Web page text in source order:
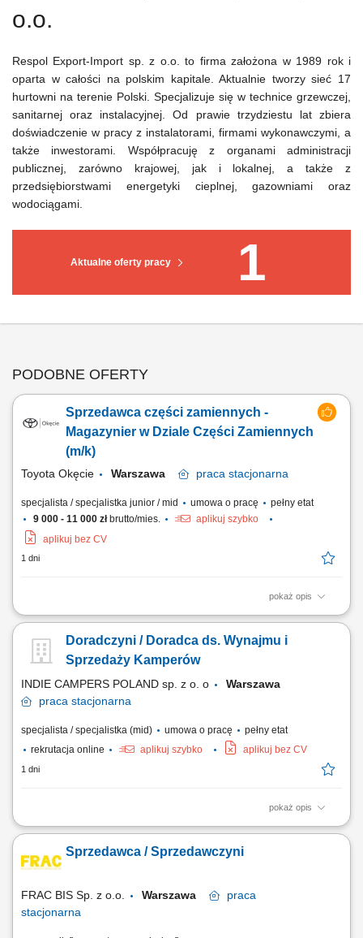
o.o.
Aktualne oferty pracy 1
Respol Export-Import sp. z o.o. to firma założona w 1989 rok i
oparta w całości na polskim kapitale. Aktualnie tworzy sieć 17
hurtowni na terenie Polski. Specjalizuje się w technice grzewczej,
sanitarnej oraz instalacyjnej. Od prawie trzydziestu lat zbiera
doświadczenie w pracy z instalatorami, firmami wykonawczymi, a
także inwestorami. Współpracuję z organami administracji
publicznej, zarówno krajowej, jak i lokalnej, a także z
przedsiębiorstwami energetyki cieplnej, gazowniami oraz
wodociągami.
PODOBNE OFERTY
Sprzedawca części zamiennych -
Magazynier w Dziale Części Zamiennych
(m/k)
Toyota Okęcie Warszawa praca stacjonarna
specjalista / specjalistka junior / mid umowa o pracę
pełny etat
9 000 - 11 000 złbrutto/mies.
aplikuj szybko
aplikuj bez CV
1 dni
pokaż opis
Twoje zadania profesjonalna obsługa klientów, doradztwo w zakresie
pozyskiwanie nowych; obsługa wydawania części zamiennych na
zlecenia serwisowe; prace w magazynie; realizacja przyjęcia towaru do
Doradczyni / Doradca ds. Wynajmu i
Sprzedaży Kamperów
INDIE CAMPERS POLAND sp. z o. o
Warszawa
praca stacjonarna
specjalista / specjalistka (mid) umowa o pracę
pełny etat
rekrutacja online
aplikuj szybko aplikuj bez CV
1 dni
pokaż opis
Zakres obowiązków: obsługa klientów zainteresowanych wynajmem i
z obowiązującymi procedurami, prowadzenie prezentacji pojazdów i
omawianie ich funkcjonalności, identyfikowanie potrzeb klientów i
Sprzedawca / Sprzedawczyni
FRAC BIS Sp. z o.o. Warszawa
praca
stacjonarna